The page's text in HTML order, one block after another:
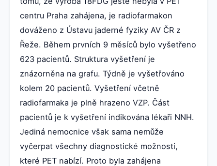
centru Praha zahájena, je radiofarmakon
dováženo z Ústavu jaderné fyziky AV ČR z
Řeže. Během prvních 9 měsíců bylo vyšetřeno
623 pacientů. Struktura vyšetření je
znázorněna na grafu. Týdně je vyšetřováno
kolem 20 pacientů. Vyšetření včetně
radiofarmaka je plně hrazeno VZP. Část
pacientů je k vyšetření indikována lékaři NNH.
Jediná nemocnice však sama nemůže
vyčerpat všechny diagnostické možnosti,
které PET nabízí. Proto byla zahájena